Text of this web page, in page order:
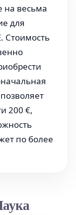
на весьма
для
Стоимость
200 €,
по более